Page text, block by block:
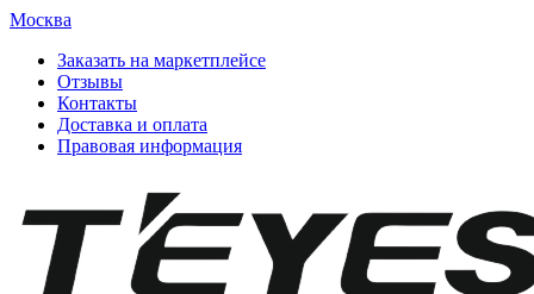
Москва
Заказать на маркетплейсе
Отзывы
Контакты
Доставка и оплата
Правовая информация